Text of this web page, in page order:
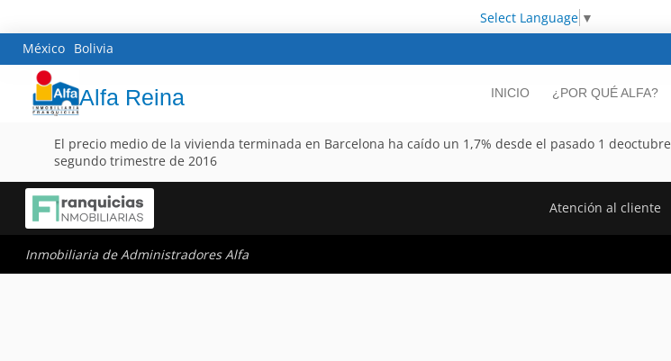
Select Language ▼
México Bolivia
Alfa Reina INICIO ¿POR QUÉ ALFA?
El precio medio de la vivienda terminada en Barcelona ha caído un 1,7% desde el pasado 1
segundo trimestre de 2016
Atención al cliente
Inmobiliaria de Administradores Alfa